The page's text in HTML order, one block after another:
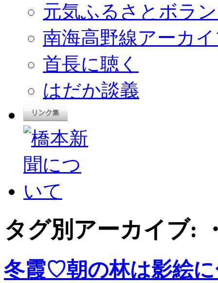
元気ふるさとボラ
南海高野線アーカ
首長に聴く
はだか談義
タグ別アーカイブ:
冬霞♡朝の林は影絵